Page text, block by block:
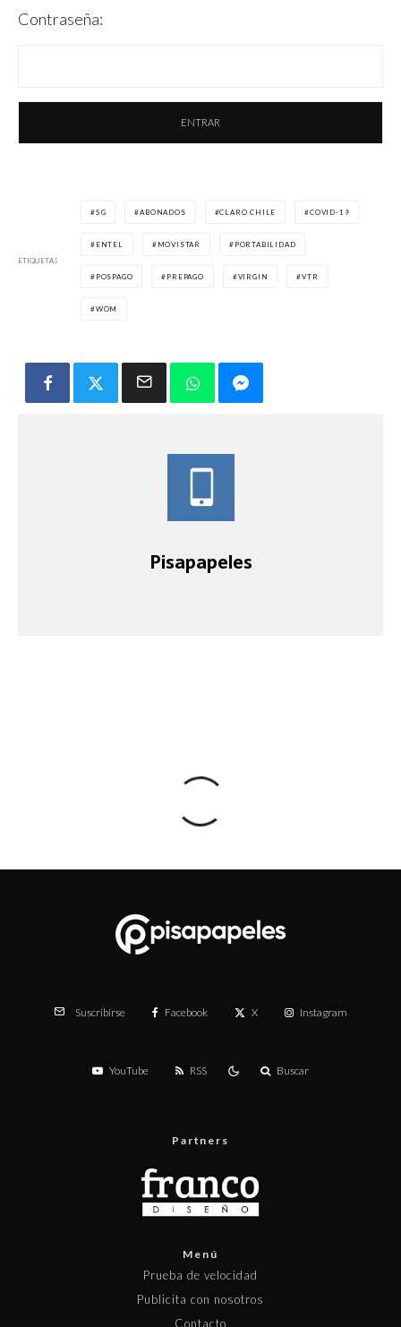
Contraseña:
ETIQUETAS
5G ABONADOS CLARO CHILE COVID-19
ENTEL MOVISTAR PORTABILIDAD
POSPAGO PREPAGO VIRGIN VTR
WOM
Pisapapeles
Suscribirse Facebook X Instagram
YouTube RSS Buscar
Partners
Menú
Prueba de velocidad
Publicita con nosotros
Contacto